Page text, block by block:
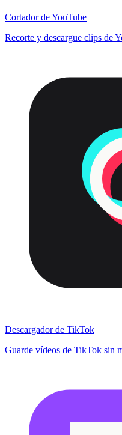
Cortador de YouTube
Recorte y descargue clips de
Descargador de TikTok
Guarde vídeos de TikTok sin